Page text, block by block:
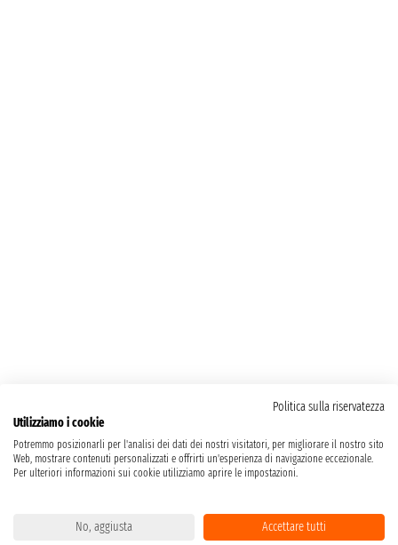
Politica sulla riservatezza
Utilizziamo i cookie
Potremmo posizionarli per l'analisi dei dati dei nostri visitatori, per migliorare il nostro sito
Web, mostrare contenuti personalizzati e offrirti un'esperienza di navigazione eccezionale.
Per ulteriori informazioni sui cookie utilizziamo aprire le impostazioni.
No, aggiusta Accettare tutti